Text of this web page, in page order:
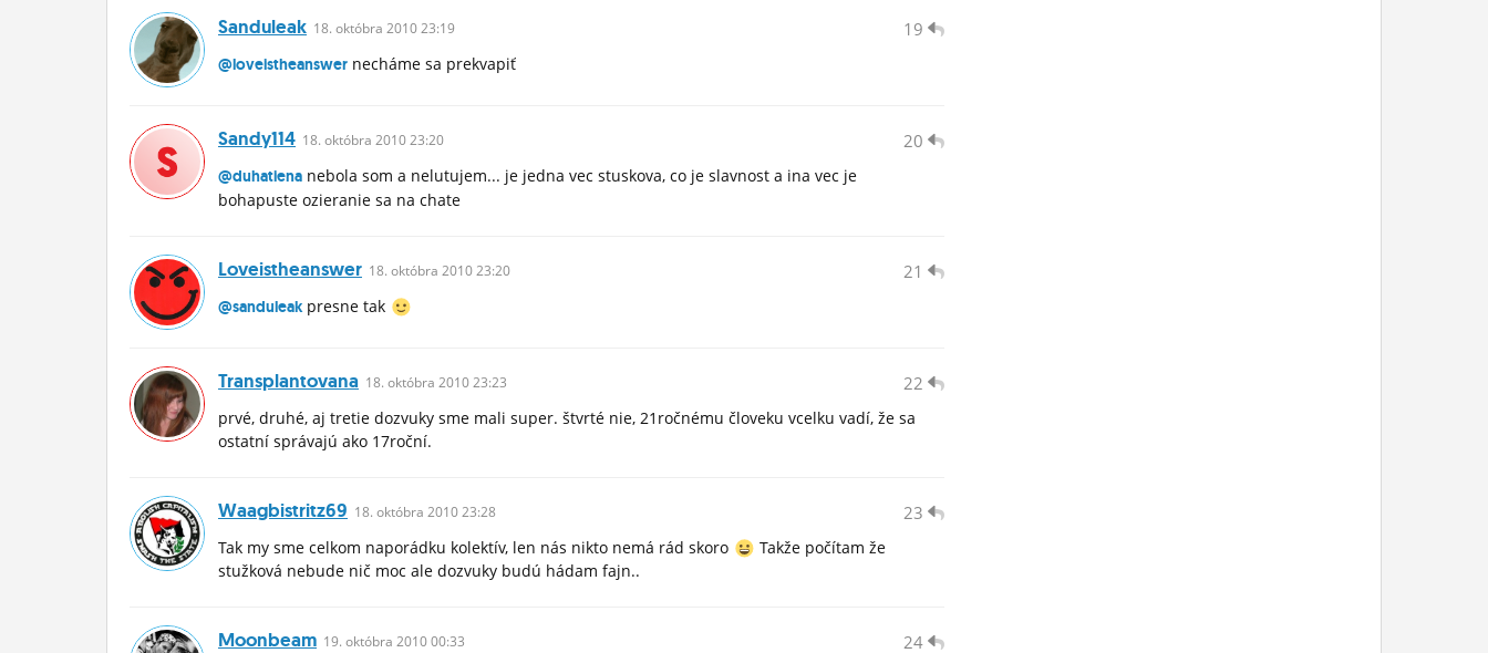
19
Sanduleak 18. októbra 2010 23:19
@loveistheanswer necháme sa prekvapiť
20
Sandy114 18. októbra 2010 23:20
@duhatiena nebola som a nelutujem... je jedna vec stuskova, co je slavnost a ina vec je
bohapuste ozieranie sa na chate
21
Loveistheanswer 18. októbra 2010 23:20
@sanduleakpresne tak
22
Transplantovana 18. októbra 2010 23:23
prvé, druhé, aj tretie dozvuky sme mali super. štvrté nie, 21ročnému človeku vcelku vadí, že sa
ostatní správajú ako 17roční.
23
Waagbistritz69 18. októbra 2010 23:28
Tak my sme celkom naporádku kolektív, len nás nikto nemá rád skoro
Takže počítam že
stužková nebude nič moc ale dozvuky budú hádam fajn..
24
Moonbeam 19. októbra 2010 00:33